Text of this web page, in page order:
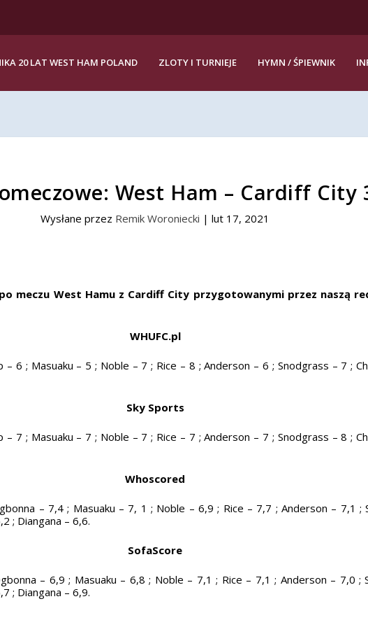
20 LAT WEST HAM POLAND ZLOTY I TURNIEJE HYMN / ŚPIEWNIK
West Ham – Cardiff City
Wysłane przez Remik Woroniecki | lut 17, 2021
meczu West Hamu z Cardiff City przygotowanymi przez naszą
WHUFC.pl
6 ; Masuaku – 5 ; Noble – 7 ; Rice – 8 ; Anderson – 6 ; Snodgrass – 7 ;
Sky Sports
7 ; Masuaku – 7 ; Noble – 7 ; Rice – 7 ; Anderson – 7 ; Snodgrass – 8 ;
Whoscored
– 7,4 ; Masuaku – 7, 1 ; Noble – 6,9 ; Rice – 7,7 ; Anderson – 7,1 ;
; Diangana – 6,6.
SofaScore
– 6,9 ; Masuaku – 6,8 ; Noble – 7,1 ; Rice – 7,1 ; Anderson – 7,0 ;
; Diangana – 6,9.